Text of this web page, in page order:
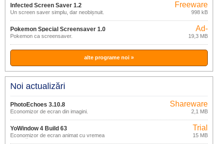
Infected Screen Saver 1.2
Un screen saver simplu, dar neobișnuit.
Freeware
998 kB
Pokemon Special Screensaver 1.0
Pokemon ca screensaver.
Ad-
supported
19,3 MB
alte programe noi »
Noi actualizări
PhotoEchoes 3.10.8
Economizor de ecran din imagini.
Shareware
2,1 MB
YoWindow 4 Build 63
Economizor de ecran animat cu vremea
curentă.
Trial
15 MB